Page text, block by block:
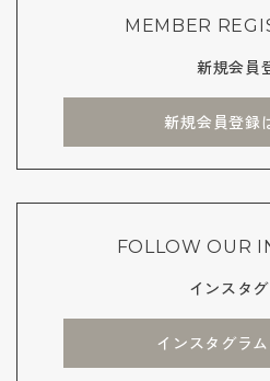
MEMBER
新規会員
新規会員登録
FOLLOW OUR
インスタ
インスタグラ